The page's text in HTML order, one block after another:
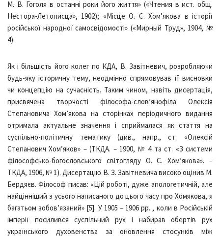
М. В. Гоголя в останні роки його життя» («Чтения в ист. общ.
Нестора-Летописца», 1902); «Місце О. С. Хом’якова в історії
російської народної самосвідомості» («Мирный Труд», 1904, №
4).
Як і більшість його колег по КДА, В. Завітневич, розробляючи
будь-яку історичну тему, неодмінно спрямовував її висновки
чи концепцію на сучасність. Таким чином, навіть дисертація,
присвячена творчості філософа-слов’янофіла Олексія
Степановича Хом’якова на сторінках періодичного видання
отримала актуальне значення і сприймалася як стаття на
суспільно-політичну тематику (див., напр., ст. «Олексій
Степанович Хом’яков» – (ТКДА. – 1900, № 4 та ст. «З системи
філософсько-богословського світогляду О. С. Хом’якова». –
ТКДА, 1906, № 1). Дисертацію В. З. Завітневича високо оцінив М.
Бердяєв. Філософ писав: «Цій роботі, дуже апологетичній, але
найцінніший з усього написаного до цього часу про Хомякова, я
багатьом зобов’язаний» [5]. У 1905 – 1906 рр. , коли в Російській
імперії посилився суспільний рух і набирав обертів рух
українського духовенства за оновлення стосунків між